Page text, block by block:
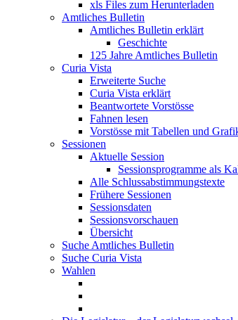
xls Files zum Herunterladen
Amtliches Bulletin
Amtliches Bulletin erklärt
Geschichte
125 Jahre Amtliches Bulletin
Curia Vista
Erweiterte Suche
Curia Vista erklärt
Beantwortete Vorstösse
Fahnen lesen
Vorstösse mit Tabellen und
Sessionen
Aktuelle Session
Sessionsprogramme als
Alle Schlussabstimmungstexte
Frühere Sessionen
Sessionsdaten
Sessionsvorschauen
Übersicht
Suche Amtliches Bulletin
Suche Curia Vista
Wahlen